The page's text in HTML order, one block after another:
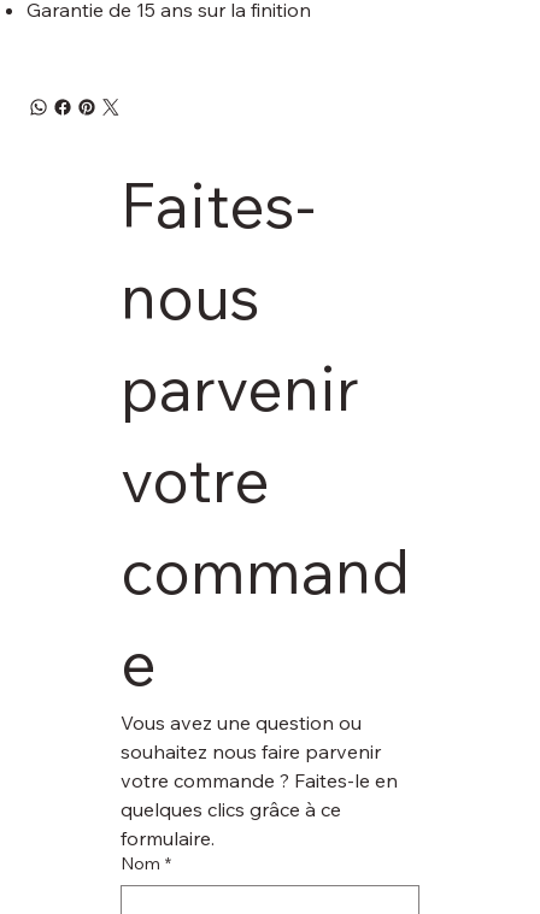
Garantie de 15 ans sur la finition
Faites-
nous
parvenir
votre
command
e
Vous avez une question ou
souhaitez nous faire parvenir
votre commande ? Faites-le en
quelques clics grâce à ce
formulaire.
Nom *